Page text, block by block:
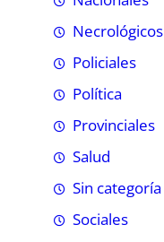
Necrológicos
Policiales
Política
Provinciales
Salud
Sin categoría
Sociales